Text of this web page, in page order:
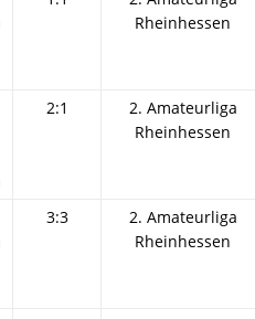
Rheinhessen
2:1
2. Amateurliga
Rheinhessen
3:3
2. Amateurliga
Rheinhessen